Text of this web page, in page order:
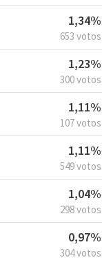
1,34%
653 votos
1,23%
300 votos
1,11%
107 votos
1,11%
549 votos
1,04%
298 votos
0,97%
304 votos